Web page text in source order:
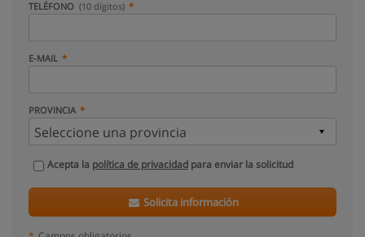
TELÉFONO (10 dígitos)
E-MAIL
PROVINCIA
Acepta la política de privacidad para enviar la solicitud
Solicita información